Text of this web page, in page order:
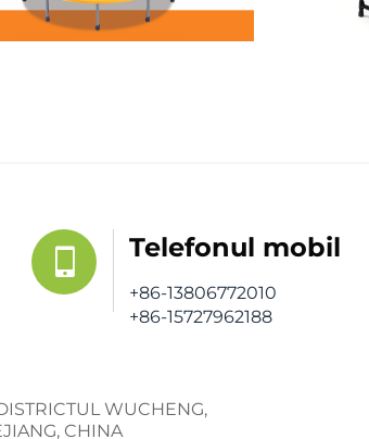
Telefonul mobil
+86-13806772010
+86-15727962188
WUCHENG,
CHINA